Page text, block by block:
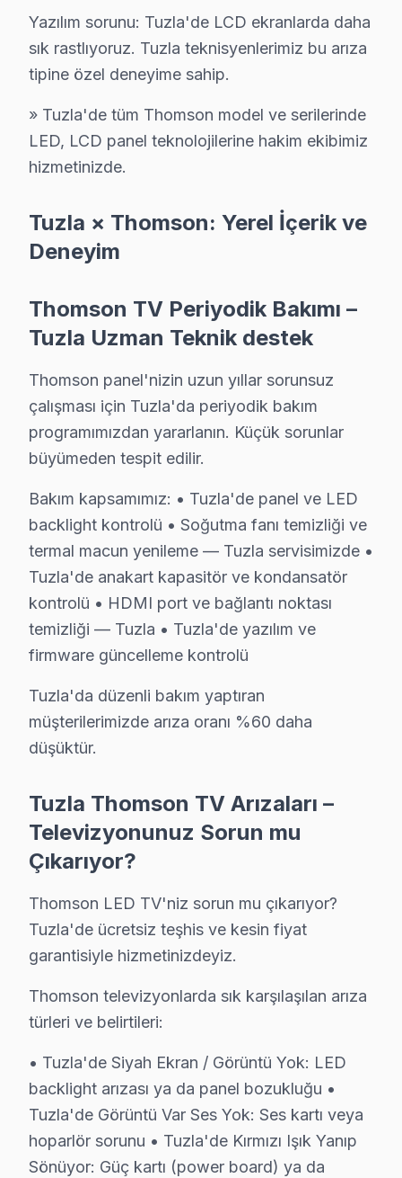
Thomson markası, Tuzla'da çeşitli ekran modelleri ile
Tuzla Mahallelerinde Thomson Servis
Tuzla bölgesinde Thomson ekran'lerde sıkça
1.Panel Sorunu
Belirtisi:
Fiyat:2025 yılı itibarıyla panel değişimi için
Etkilenen Modeller:
Belirtisi: ekran'nin açılmaması ya da arızalı
Neden:
Elektronik bileşenlerin zamanla
Etkilenen Modeller: Özellikle Thomson
3.Güç Kartı Sorunu
Belirtisi:ekran'nin kapanması ya da
Neden:Güç kaynağı ve voltaj problemleri;
Etkilenen Modeller:
Thomson 32DF5003 gibi
Backlight Sorunu
Belirtisi:Ekranda karanlık bölgelere ya da
Neden:Backlight dizileri, uzun süreli
Fiyat: Backlight değişimi için ₺1,500 - ₺3,000
Etkilenen Modeller:Thomson 40UC6406
Belirtisi:televizyon'nin uygulamalarının yavaş
Neden:Yazılım güncellemeleri ve sistem
Fiyat:
Tuzla'nın mahallelerinde, bu sorunlarla başa çıkmak
Tuzla ve Elektronik Tüketim Tarihi
Akfırat'ta Thomson TV Servisi
Akfırat Mahallesi, son yıllarda hızla gelişen bir bölge
Anadolu Mahallesi, tarih boyunca farklı kültürlere ev
Aydınlı'da Thomson TV Servisi
Aydınlı Mahallesi, yoğun bir nüfusa sahip ve
Aydınlı OSB'de Thomson TV Servisi
Aydınlı Organize Sanayi Bölgesi, iş dünyasının
Yazılım sorunu: Tuzla'de LCD ekranlarda daha
sık rastlıyoruz. Tuzla teknisyenlerimiz bu arıza
tipine özel deneyime sahip.
» Tuzla'de tüm Thomson model ve serilerinde
LED, LCD panel teknolojilerine hakim ekibimiz
hizmetinizde.
Tuzla × Thomson: Yerel İçerik ve
Deneyim
Thomson TV Periyodik Bakımı –
Tuzla Uzman Teknik destek
Thomson panel'nizin uzun yıllar sorunsuz
çalışması için Tuzla'da periyodik bakım
programımızdan yararlanın. Küçük sorunlar
büyümeden tespit edilir.
Bakım kapsamımız: • Tuzla'de panel ve LED
backlight kontrolü • Soğutma fanı temizliği ve
termal macun yenileme — Tuzla servisimizde •
Tuzla'de anakart kapasitör ve kondansatör
kontrolü • HDMI port ve bağlantı noktası
temizliği — Tuzla • Tuzla'de yazılım ve
firmware güncelleme kontrolü
Tuzla'da düzenli bakım yaptıran
müşterilerimizde arıza oranı %60 daha
düşüktür.
Tuzla Thomson TV Arızaları –
Televizyonunuz Sorun mu
Çıkarıyor?
Thomson LED TV'niz sorun mu çıkarıyor?
Tuzla'de ücretsiz teşhis ve kesin fiyat
garantisiyle hizmetinizdeyiz.
Thomson televizyonlarda sık karşılaşılan arıza
türleri ve belirtileri:
• Tuzla'de Siyah Ekran / Görüntü Yok: LED
backlight arızası ya da panel bozukluğu •
Tuzla'de Görüntü Var Ses Yok: Ses kartı veya
hoparlör sorunu • Tuzla'de Kırmızı Işık Yanıp
Sönüyor: Güç kartı (power board) ya da